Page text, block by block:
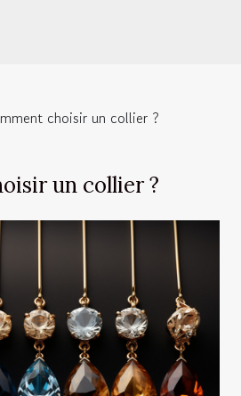
choisir un collier ?
un collier ?